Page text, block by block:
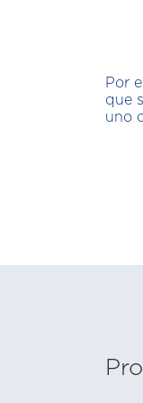
Por
que
uno